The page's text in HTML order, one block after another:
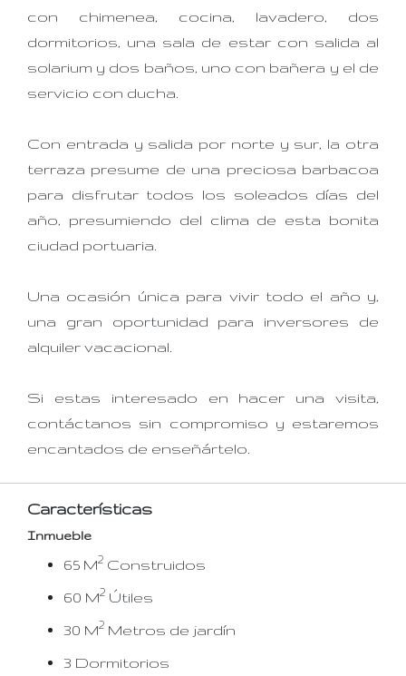
con chimenea, cocina, lavadero, dos
dormitorios, una sala de estar con salida al
solarium y dos baños, uno con bañera y el de
servicio con ducha.
Con entrada y salida por norte y sur, la otra
terraza presume de una preciosa barbacoa
para disfrutar todos los soleados días del
año, presumiendo del clima de esta bonita
ciudad portuaria.
Una ocasión única para vivir todo el año y,
una gran oportunidad para inversores de
alquiler vacacional.
Si estas interesado en hacer una visita,
contáctanos sin compromiso y estaremos
encantados de enseñártelo.
Características
Inmueble
65 M2 Construidos
60 M2 Útiles
30 M2 Metros de jardín
3 Dormitorios